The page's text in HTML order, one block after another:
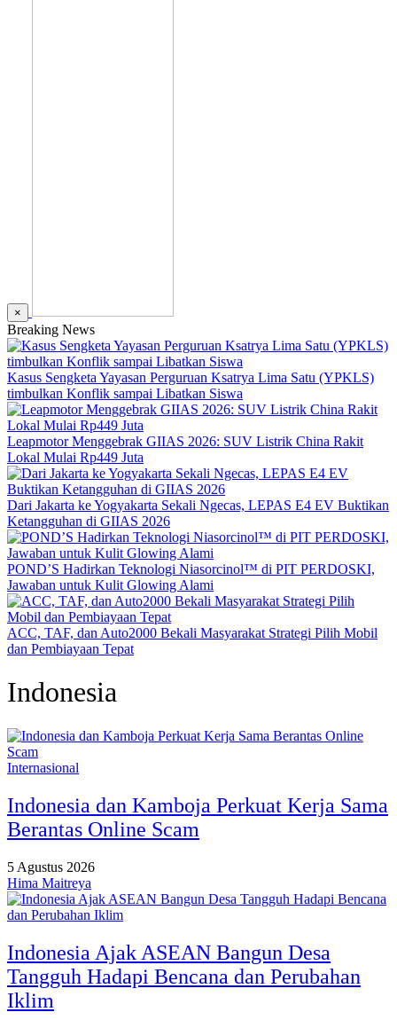
×
Breaking News
Kasus Sengketa Yayasan Perguruan Ksatrya Lima Satu (YPKLS)
timbulkan Konflik sampai Libatkan Siswa
Leapmotor Menggebrak GIIAS 2026: SUV Listrik China Rakit
Lokal Mulai Rp449 Juta
Dari Jakarta ke Yogyakarta Sekali Ngecas, LEPAS E4 EV Buktikan
Ketangguhan di GIIAS 2026
POND’S Hadirkan Teknologi Niasorcinol™ di PIT PERDOSKI,
Jawaban untuk Kulit Glowing Alami
ACC, TAF, dan Auto2000 Bekali Masyarakat Strategi Pilih Mobil
dan Pembiayaan Tepat
Indonesia
Internasional
Indonesia dan Kamboja Perkuat Kerja Sama
Berantas Online Scam
5 Agustus 2026
Hima Maitreya
Indonesia Ajak ASEAN Bangun Desa
Tangguh Hadapi Bencana dan Perubahan
Iklim